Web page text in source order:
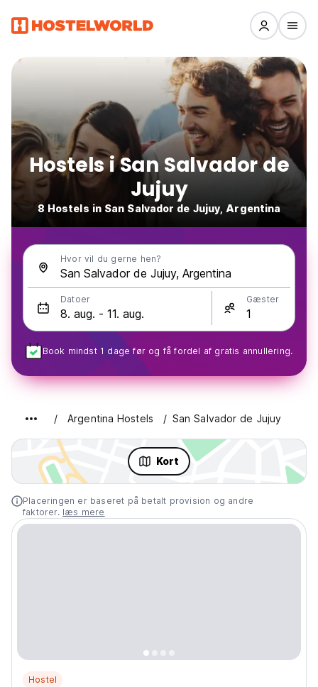
Hostels i San Salvador de
Jujuy
8 Hostels in San Salvador de Jujuy, Argentina
Hvor vil du gerne hen?
Datoer Gæster
Book mindst 1 dage før og få fordel af gratis annullering.
Argentina Hostels San Salvador de Jujuy
Kort
Placeringen er baseret på betalt provision og andre
faktorer. læs mere
Hostel